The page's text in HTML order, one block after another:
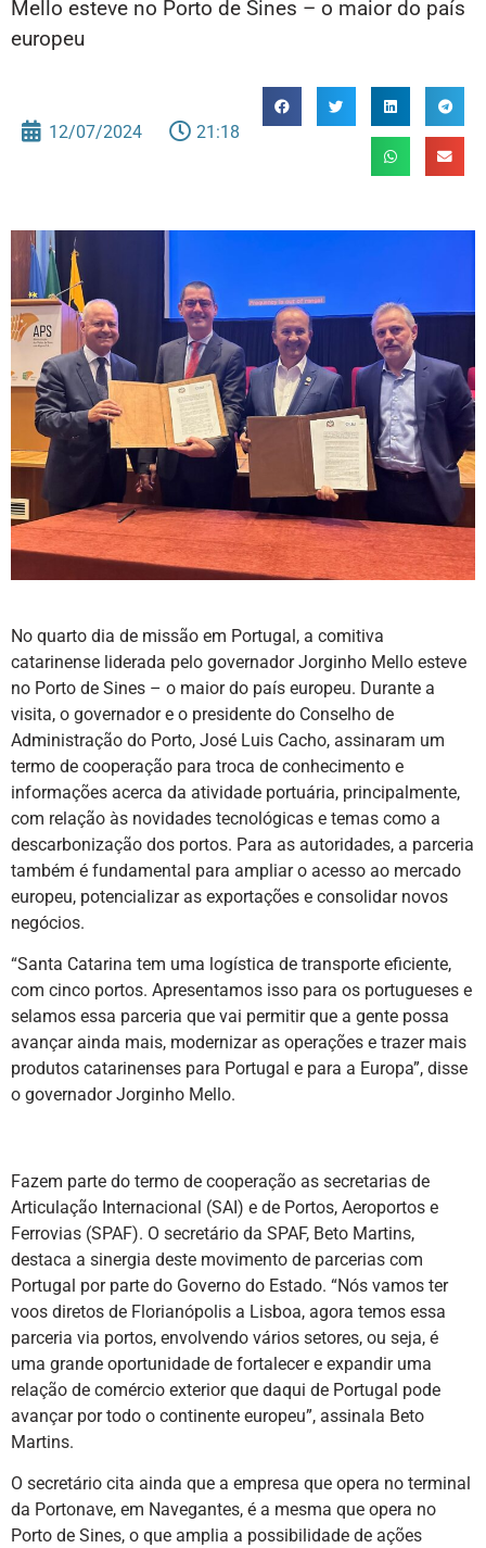
Mello esteve no Porto de Sines – o maior do país
europeu
12/07/2024 21:18
No quarto dia de missão em Portugal, a comitiva
catarinense liderada pelo governador Jorginho Mello esteve
no Porto de Sines – o maior do país europeu. Durante a
visita, o governador e o presidente do Conselho de
Administração do Porto, José Luis Cacho, assinaram um
termo de cooperação para troca de conhecimento e
informações acerca da atividade portuária, principalmente,
com relação às novidades tecnológicas e temas como a
descarbonização dos portos. Para as autoridades, a parceria
também é fundamental para ampliar o acesso ao mercado
europeu, potencializar as exportações e consolidar novos
negócios.
“Santa Catarina tem uma logística de transporte eficiente,
com cinco portos. Apresentamos isso para os portugueses e
selamos essa parceria que vai permitir que a gente possa
avançar ainda mais, modernizar as operações e trazer mais
produtos catarinenses para Portugal e para a Europa”, disse
o governador Jorginho Mello.
Fazem parte do termo de cooperação as secretarias de
Articulação Internacional (SAI) e de Portos, Aeroportos e
Ferrovias (SPAF). O secretário da SPAF, Beto Martins,
destaca a sinergia deste movimento de parcerias com
Portugal por parte do Governo do Estado. “Nós vamos ter
voos diretos de Florianópolis a Lisboa, agora temos essa
parceria via portos, envolvendo vários setores, ou seja, é
uma grande oportunidade de fortalecer e expandir uma
relação de comércio exterior que daqui de Portugal pode
avançar por todo o continente europeu”, assinala Beto
Martins.
O secretário cita ainda que a empresa que opera no terminal
da Portonave, em Navegantes, é a mesma que opera no
Porto de Sines, o que amplia a possibilidade de ações